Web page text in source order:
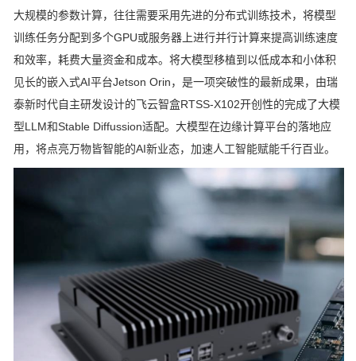
大规模的参数计算，往往需要采用先进的分布式训练技术，将模型
训练任务分配到多个GPU或服务器上进行并行计算来提高训练速度
和效率，耗费大量资金和成本。将大模型移植到以低成本和小体积
见长的嵌入式AI平台Jetson Orin，是一项突破性的最新成果，由瑞
泰新时代自主研发设计的飞云智盒RTSS-X102开创性的完成了大模
型LLM和Stable Diffussion适配。大模型在边缘计算平台的落地应
用，将点亮万物皆智能的AI新业态，加速人工智能赋能千行百业。